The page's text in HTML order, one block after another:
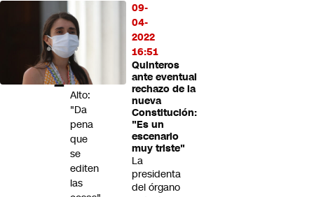
09-
04-
2022
16:51
Quinteros
ante eventual
rechazo de la
nueva
Constitución:
"Es un
escenario
muy triste"
La
presidenta
del órgano
"encerrona"
del
alcalde
de
Puente
Alto:
"Da
pena
que
se
editen
las